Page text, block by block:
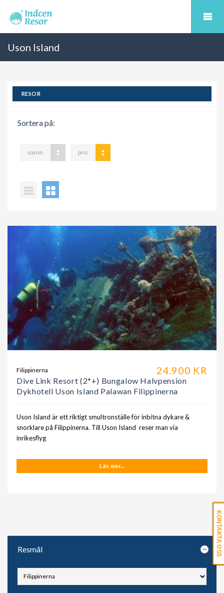
Uson Island
RESOR
Sortera på:
namn pris
24.900 KR
Filippinerna
Dive Link Resort (2*+) Bungalow Halvpension
Dykhotell Uson Island Palawan Filippinerna
Uson Island är ett riktigt smultronställe för inbitna dykare &
snorklare på Filippinerna. Till Uson Island reser man via
inrikesflyg
Läs mer...
Resmål KONTAKTA OSS